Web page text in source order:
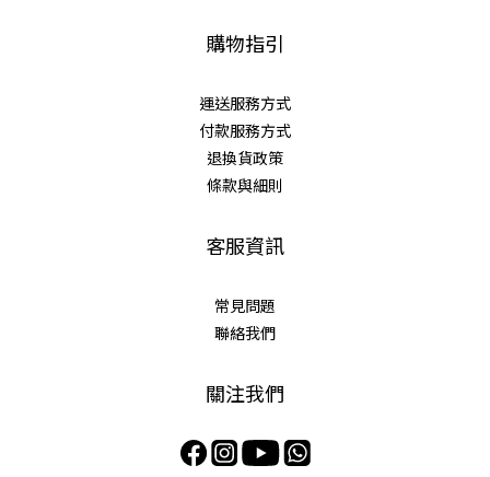
購物指引
運送服務方式
付款服務方式
退換貨政策
條款與細則
客服資訊
常見問題
聯絡我們
關注我們